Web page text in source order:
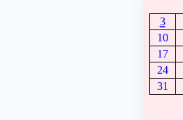
3
10
17
24
31